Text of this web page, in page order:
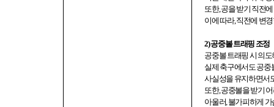
또한,공을 받기 직전
이에 따라,직전에 변
2)공중볼 트래핑 조정
공중볼 트래핑 시 의
실제 축구에서도 공중
사실성을 유지하면서
또한,공중볼을 받기
아울러,불가피하게